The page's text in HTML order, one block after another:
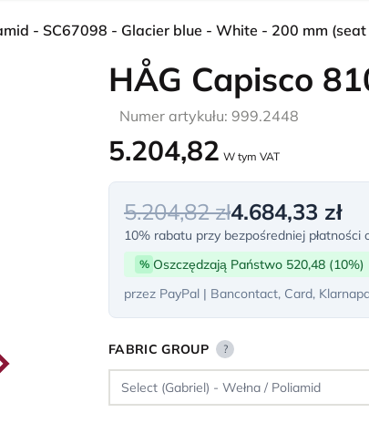
- SC67098 - Glacier blue - White - 200 mm
HÅG Capisco
Numer artykułu: 999.2448
5.204,82 W tym VAT
5.204,82 zł4.684,33 zł
10% rabatu przy bezpośredniej płatności
% Oszczędzają Państwo 520,48 (10%)
przez PayPal | Bancontact, Card,
FABRIC GROUP ?